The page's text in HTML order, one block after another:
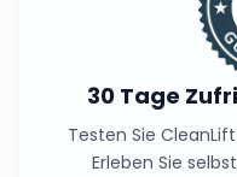
gemäß unserer
30 Tage
Testen Sie
Erleben Sie